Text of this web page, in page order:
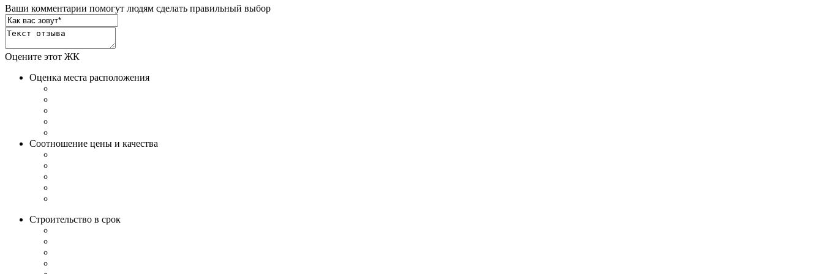
Ваши комментарии помогут людям сделать правильный выбор
Оцените этот ЖК
Оценка места расположения
Соотношение цены и качества
Строительство в срок